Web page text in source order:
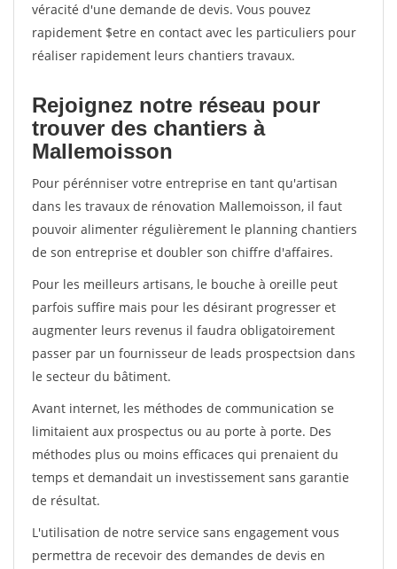
véracité d'une demande de devis. Vous pouvez
rapidement $etre en contact avec les particuliers pour
réaliser rapidement leurs chantiers travaux.
Rejoignez notre réseau pour
trouver des chantiers à
Mallemoisson
Pour pérénniser votre entreprise en tant qu'artisan
dans les travaux de rénovation Mallemoisson, il faut
pouvoir alimenter régulièrement le planning chantiers
de son entreprise et doubler son chiffre d'affaires.
Pour les meilleurs artisans, le bouche à oreille peut
parfois suffire mais pour les désirant progresser et
augmenter leurs revenus il faudra obligatoirement
passer par un fournisseur de leads prospectsion dans
le secteur du bâtiment.
Avant internet, les méthodes de communication se
limitaient aux prospectus ou au porte à porte. Des
méthodes plus ou moins efficaces qui prenaient du
temps et demandait un investissement sans garantie
de résultat.
L'utilisation de notre service sans engagement vous
permettra de recevoir des demandes de devis en